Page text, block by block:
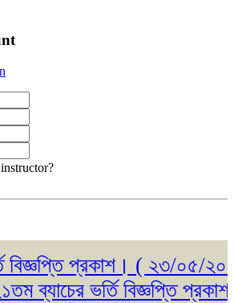
প্রকাশ। ( ২৩/০৫/২০২৬ )
ভর্তি বিজ্ঞপ্তি